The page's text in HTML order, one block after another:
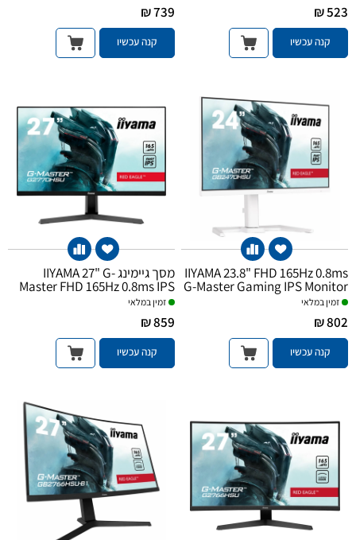
523 ₪
קנה עכשיו
739 ₪
קנה עכשיו
IIYAMA 23.8" FHD 165Hz 0.8ms
G-Master Gaming IPS Monitor
White
זמין במלאי
802 ₪
קנה עכשיו
מסך גיימינג IIYAMA 27" G-
Master FHD 165Hz 0.8ms IPS
זמין במלאי
859 ₪
קנה עכשיו